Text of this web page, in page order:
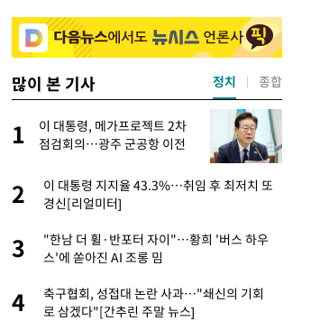
많이 본 기사
1
이 대통령, 메가프로젝트 2차
점검회의…광주 군공항 이전
2
이 대통령 지지율 43.3%…취임 후 최저치 또
경신[리얼미터]
3
"한남 더 휠·반포터 자이"…황희 '버스 하우
스'에 쏟아진 AI 조롱 밈
4
축구협회, 성접대 논란 사과…"쇄신의 기회
로 삼겠다"[간추린 주말 뉴스]
정치 종합